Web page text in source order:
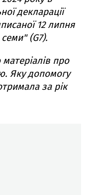
декларації
12 липня
(G7).
про
Яку допомогу
за рік